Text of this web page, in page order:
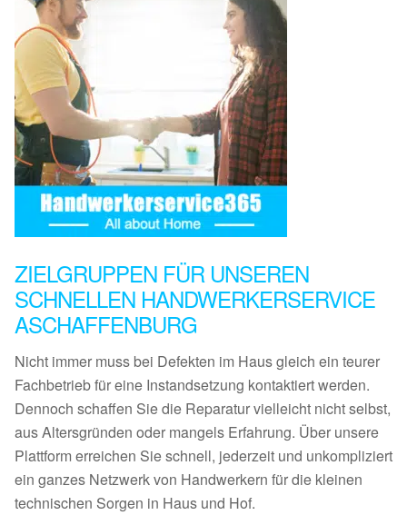
ZIELGRUPPEN FÜR UNSEREN
SCHNELLEN HANDWERKERSERVICE
ASCHAFFENBURG
Nicht immer muss bei Defekten im Haus gleich ein teurer
Fachbetrieb für eine Instandsetzung kontaktiert werden.
Dennoch schaffen Sie die Reparatur vielleicht nicht selbst,
aus Altersgründen oder mangels Erfahrung. Über unsere
Plattform erreichen Sie schnell, jederzeit und unkompliziert
ein ganzes Netzwerk von Handwerkern für die kleinen
technischen Sorgen in Haus und Hof.